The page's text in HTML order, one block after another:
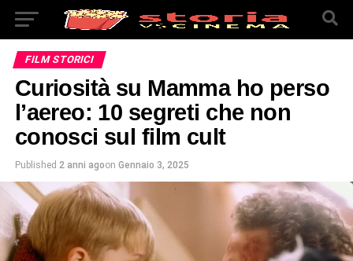
FILM STORICI
Curiosità su Mamma ho perso
l’aereo: 10 segreti che non
conosci sul film cult
Published 2 anni agoon Gennaio 3, 2025